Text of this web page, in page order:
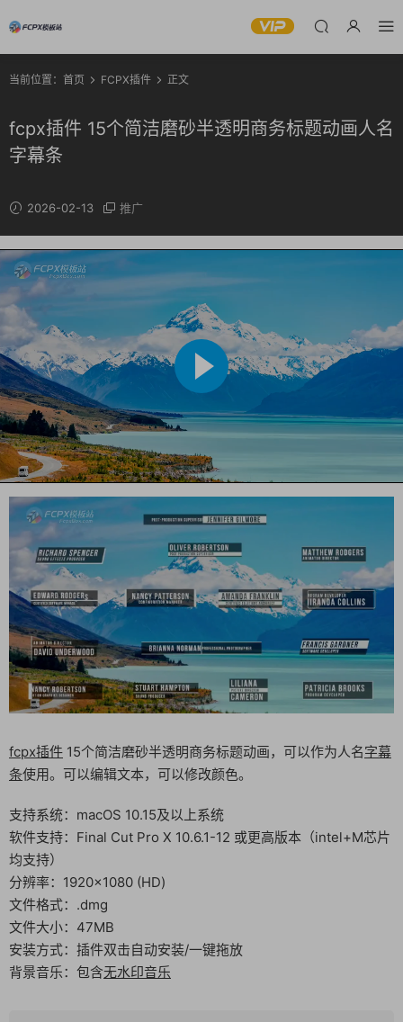
当前位置： 首页 FCPX插件 正文
fcpx插件 15个简洁磨砂半透明商务标题动画人名
字幕条
2026-02-13 推广
fcpx插件 15个简洁磨砂半透明商务标题动画，可以作为人名字幕
条使用。可以编辑文本，可以修改颜色。
支持系统：macOS 10.15及以上系统
软件支持：Final Cut Pro X 10.6.1-12 或更高版本（intel+M芯片
均支持）
分辨率：1920×1080 (HD)
文件格式：.dmg
文件大小：47MB
安装方式：插件双击自动安装/一键拖放
背景音乐：包含无水印音乐